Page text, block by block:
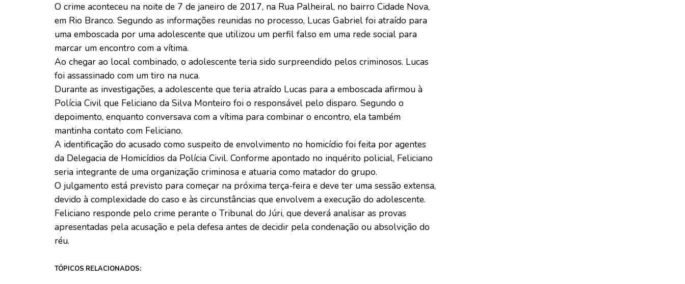
O crime aconteceu na noite de 7 de janeiro de 2017, na Rua Palheiral, no bairro Cidade Nova,
em Rio Branco. Segundo as informações reunidas no processo, Lucas Gabriel foi atraído para
uma emboscada por uma adolescente que utilizou um perfil falso em uma rede social para
marcar um encontro com a vítima.
Ao chegar ao local combinado, o adolescente teria sido surpreendido pelos criminosos. Lucas
foi assassinado com um tiro na nuca.
Durante as investigações, a adolescente que teria atraído Lucas para a emboscada afirmou à
Polícia Civil que Feliciano da Silva Monteiro foi o responsável pelo disparo. Segundo o
depoimento, enquanto conversava com a vítima para combinar o encontro, ela também
mantinha contato com Feliciano.
A identificação do acusado como suspeito de envolvimento no homicídio foi feita por agentes
da Delegacia de Homicídios da Polícia Civil. Conforme apontado no inquérito policial, Feliciano
seria integrante de uma organização criminosa e atuaria como matador do grupo.
O julgamento está previsto para começar na próxima terça-feira e deve ter uma sessão extensa,
devido à complexidade do caso e às circunstâncias que envolvem a execução do adolescente.
Feliciano responde pelo crime perante o Tribunal do Júri, que deverá analisar as provas
apresentadas pela acusação e pela defesa antes de decidir pela condenação ou absolvição do
réu.
TÓPICOS RELACIONADOS: